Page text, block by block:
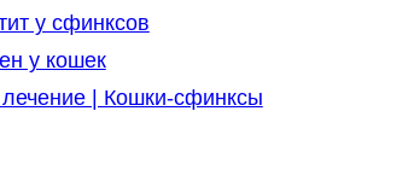
у сфинксов
у кошек
| Кошки-сфинксы